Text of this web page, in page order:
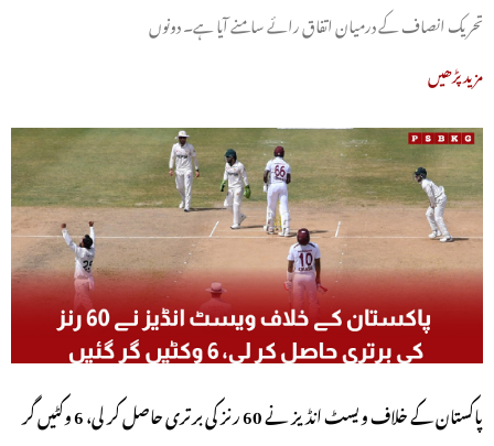
تحریک انصاف کے درمیان اتفاق رائے سامنے آیا ہے۔ دونوں
مزید پڑھیں
پاکستان کے خلاف ویسٹ انڈیز نے 60 رنز کی برتری حاصل کر لی، 6 وکٹیں گر